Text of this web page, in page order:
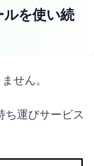
を使い続
せん。
ち運びサービス